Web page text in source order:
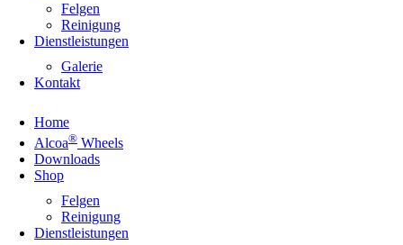
Felgen
Reinigung
Dienstleistungen
Galerie
Kontakt
Home
Alcoa® Wheels
Downloads
Shop
Felgen
Reinigung
Dienstleistungen